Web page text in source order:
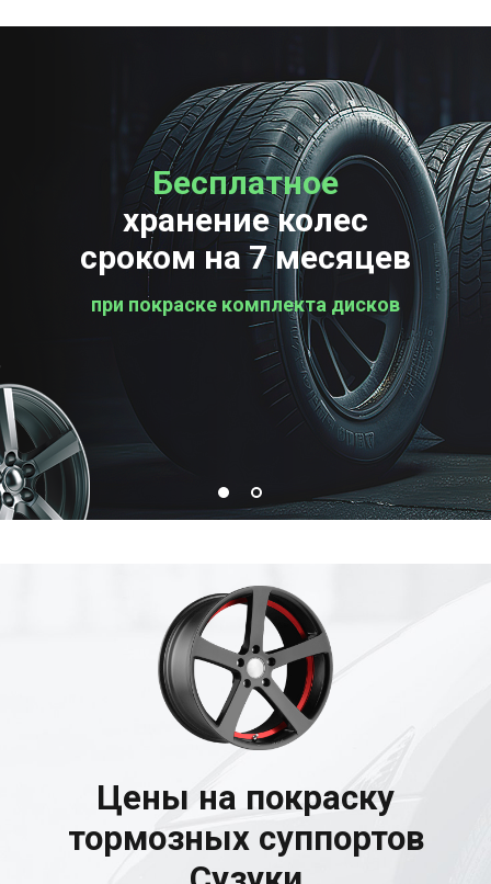
Бесплатное
хранение колес
сроком на 7 месяцев
при покраске комплекта дисков
Бесплатная
проверка колес
Цены на покраску
тормозных суппортов